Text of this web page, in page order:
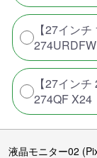
【27イン
【27イン
274QF X24
液晶モニター02